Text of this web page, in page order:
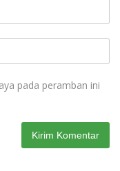
pada peramban ini